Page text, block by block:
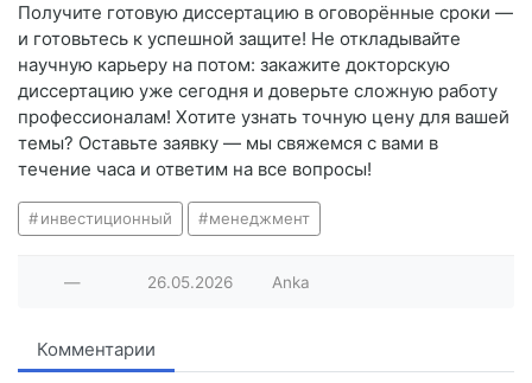
Получите готовую диссертацию в оговорённые сроки —
и готовьтесь к успешной защите! Не откладывайте
научную карьеру на потом: закажите докторскую
диссертацию уже сегодня и доверьте сложную работу
профессионалам! Хотите узнать точную цену для вашей
темы? Оставьте заявку — мы свяжемся с вами в
течение часа и ответим на все вопросы!
инвестиционный менеджмент
— 26.05.2026 Anka
Комментарии